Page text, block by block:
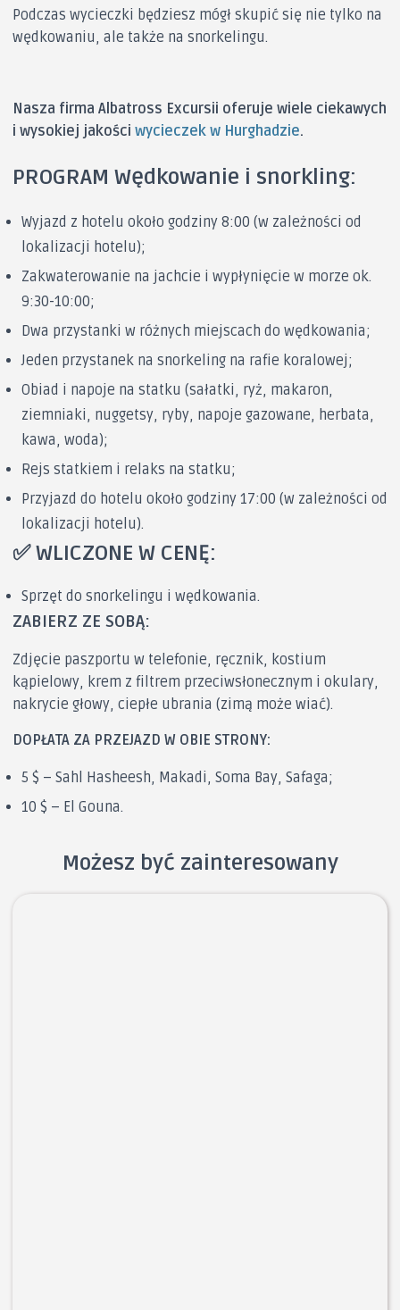
Podczas wycieczki będziesz mógł skupić się nie tylko na
wędkowaniu, ale także na snorkelingu.
Nasza firma Albatross Excursii oferuje wiele ciekawych
i wysokiej jakości wycieczek w Hurghadzie.
PROGRAM Wędkowanie i snorkling:
Wyjazd z hotelu około godziny 8:00 (w zależności od
lokalizacji hotelu);
Zakwaterowanie na jachcie i wypłynięcie w morze ok.
9:30-10:00;
Dwa przystanki w różnych miejscach do wędkowania;
Jeden przystanek na snorkeling na rafie koralowej;
Obiad i napoje na statku (sałatki, ryż, makaron,
ziemniaki, nuggetsy, ryby, napoje gazowane, herbata,
kawa, woda);
Rejs statkiem i relaks na statku;
Przyjazd do hotelu około godziny 17:00 (w zależności od
lokalizacji hotelu).
✅ WLICZONE W CENĘ:
Sprzęt do snorkelingu i wędkowania.
ZABIERZ ZE SOBĄ:
Zdjęcie paszportu w telefonie, ręcznik, kostium
kąpielowy, krem ​​z filtrem przeciwsłonecznym i okulary,
nakrycie głowy, ciepłe ubrania (zimą może wiać).
DOPŁATA ZA PRZEJAZD W OBIE STRONY:
5 $ – Sahl Hasheesh, Makadi, Soma Bay, Safaga;
10 $ – El Gouna.
Możesz być zainteresowany